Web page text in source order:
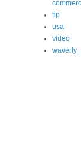
tip
usa
video